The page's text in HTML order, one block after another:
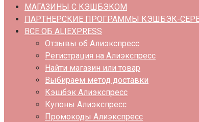
МАГАЗИНЫ С КЭШБЭКОМ
ПАРТНЕРСКИЕ ПРОГРАММЫ КЭШБЭК-
ВСЕ ОБ ALIEXPRESS
Отзывы об Алиэкспресс
Регистрация на Алиэкспресс
Найти магазин или товар
Выбираем метод доставки
Кэшбэк Алиэкспресс
Купоны Алиэкспресс
Промокоды Алиэкспресс